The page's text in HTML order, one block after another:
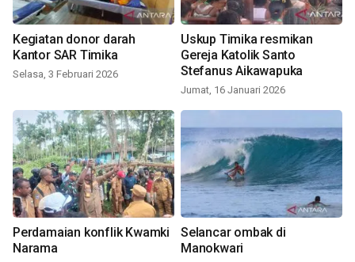
Kegiatan donor darah
Kantor SAR Timika
Selasa, 3 Februari 2026
Uskup Timika resmikan
Gereja Katolik Santo
Stefanus Aikawapuka
Jumat, 16 Januari 2026
Perdamaian konflik Kwamki
Narama
Selancar ombak di
Manokwari